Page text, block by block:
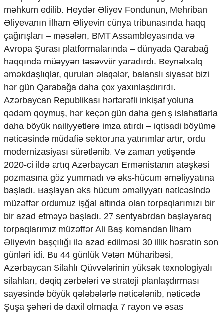
Kənd təsərrüfatı
Hərbi sənaye
Telekommunikasiya və nəqliyyat
COP29
Cəmiyyət
Crossmedia.az - 1 yaş
Siyasət
Məhkəmə və hüquq
Ekologiya
Zəfər - 5
Gənclər və İdman
Media və QHT
Hadisə
Sağlamlıq
Sosium
Mənəvi dəyərlər
Texnologiya
Mətbuat-150
Əlaqə
Missiyamız
məhkum edilib. Heydər Əliyev Fondunun, Mehriban
Əliyevanın İlham Əliyevin dünya tribunasında haqq
çağırışları – məsələn, BMT Assambleyasında və
Avropa Şurası platformalarında – dünyada Qarabağ
haqqında müəyyən təsəvvür yaradırdı. Beynəlxalq
əməkdaşlıqlar, qurulan əlaqələr, balanslı siyasət bizi
hər gün Qarabağa daha çox yaxınlaşdırırdı.
Azərbaycan Republikası hərtərəfli inkişaf yoluna
qədəm qoymuş, hər keçən gün daha geniş islahatlarla
daha böyük nailiyyətlərə imza atırdı – iqtisadi böyümə
nəticəsində müdafiə sektoruna yatırımlar artır, ordu
modernizasiyası sürətlənib. Və zaman yetişəndə
2020-ci ildə artıq Azərbaycan Ermənistanın atəşkəsi
pozmasına göz yummadı və əks-hücum əməliyyatına
başladı. Başlayan əks hücum əməliyyatı nəticəsində
müzəffər ordumuz işğal altında olan torpaqlarımızı bir
bir azad etməyə başladı. 27 sentyabrdan başlayaraq
torpaqlarımız müzəffər Ali Baş komandan İlham
Əliyevin başçılığı ilə azad edilməsi 30 illik həsrətin son
günləri idi. Bu 44 günlük Vətən Müharibəsi,
Azərbaycan Silahlı Qüvvələrinin yüksək texnologiyalı
silahları, dəqiq zərbələri və strateji planlaşdırması
sayəsində böyük qələbələrlə nəticələnib, nəticədə
Şuşa şəhəri də daxil olmaqla 7 rayon və əsas